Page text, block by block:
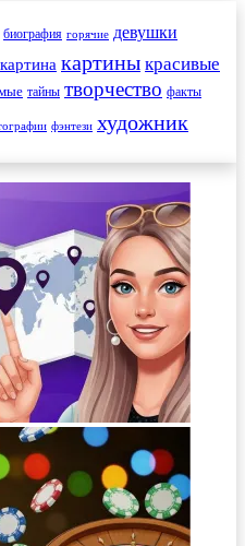
биография горячие девушки
картина картины красивые
тайны творчество факты
фэнтези художник